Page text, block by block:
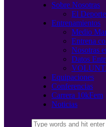
Sobre Nosotras
El
Entrenamientos
Medio
Entrena
Nosotras
Datos
Equipaciones
Conferencias
Carrera 10kFem
Noticias